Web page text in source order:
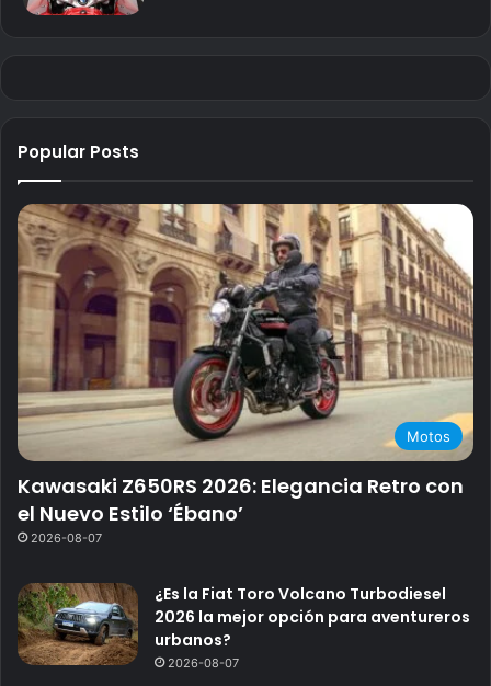
Popular Posts
Motos
Kawasaki Z650RS 2026: Elegancia Retro con
el Nuevo Estilo ‘Ébano’
2026-08-07
¿Es la Fiat Toro Volcano Turbodiesel
2026 la mejor opción para aventureros
urbanos?
2026-08-07